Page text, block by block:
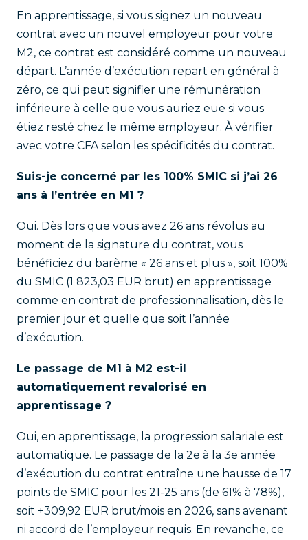
En apprentissage, si vous signez un nouveau
contrat avec un nouvel employeur pour votre
M2, ce contrat est considéré comme un nouveau
départ. L’année d’exécution repart en général à
zéro, ce qui peut signifier une rémunération
inférieure à celle que vous auriez eue si vous
étiez resté chez le même employeur. À vérifier
avec votre CFA selon les spécificités du contrat.
Suis-je concerné par les 100% SMIC si j’ai 26
ans à l’entrée en M1 ?
Oui. Dès lors que vous avez 26 ans révolus au
moment de la signature du contrat, vous
bénéficiez du barème « 26 ans et plus », soit 100%
du SMIC (1 823,03 EUR brut) en apprentissage
comme en contrat de professionnalisation, dès le
premier jour et quelle que soit l’année
d’exécution.
Le passage de M1 à M2 est-il
automatiquement revalorisé en
apprentissage ?
Oui, en apprentissage, la progression salariale est
automatique. Le passage de la 2e à la 3e année
d’exécution du contrat entraîne une hausse de 17
points de SMIC pour les 21-25 ans (de 61% à 78%),
soit +309,92 EUR brut/mois en 2026, sans avenant
ni accord de l’employeur requis. En revanche, ce